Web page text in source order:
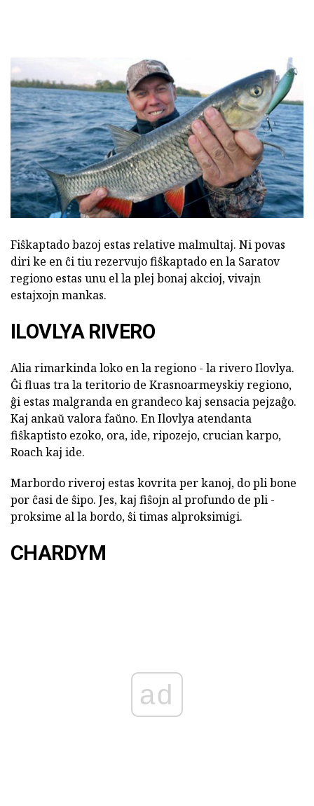
Fiŝkaptado bazoj estas relative malmultaj. Ni povas
diri ke en ĉi tiu rezervujo fiŝkaptado en la Saratov
regiono estas unu el la plej bonaj akcioj, vivajn
estajxojn mankas.
ILOVLYA RIVERO
Alia rimarkinda loko en la regiono - la rivero Ilovlya.
Ĝi fluas tra la teritorio de Krasnoarmeyskiy regiono,
ĝi estas malgranda en grandeco kaj sensacia pejzaĝo.
Kaj ankaŭ valora faŭno. En Ilovlya atendanta
fiŝkaptisto ezoko, ora, ide, ripozejo, crucian karpo,
Roach kaj ide.
Marbordo riveroj estas kovrita per kanoj, do pli bone
por ĉasi de ŝipo. Jes, kaj fiŝojn al profundo de pli -
proksime al la bordo, ŝi timas alproksimigi.
CHARDYM
ad